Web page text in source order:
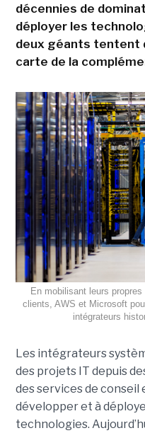
décennies de
déployer les
deux géants tentent
carte de la
En mobilisant leurs
clients, AWS et Microsoft
intégrateurs
Les intégrateurs
des projets IT depuis
des services de
développer et à
technologies.